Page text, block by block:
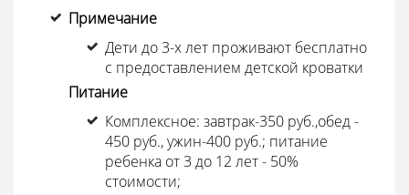
Примечание
Дети до 3-х лет проживают бесплатно
с предоставлением детской кроватки
Питание
Комплексное: завтрак-350 руб.,обед -
450 руб., ужин-400 руб.; питание
ребенка от 3 до 12 лет - 50%
стоимости;